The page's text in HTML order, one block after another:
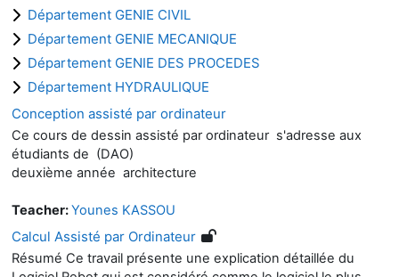
Département GENIE CIVIL
Département GENIE MECANIQUE
Département GENIE DES PROCEDES
Département HYDRAULIQUE
Conception assisté par ordinateur
Ce cours de dessin assisté par ordinateur s'adresse aux
étudiants de (DAO)
deuxième année architecture
Teacher:Younes KASSOU
Calcul Assisté par Ordinateur
Résumé Ce travail présente une explication détaillée du